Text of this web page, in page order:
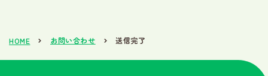
HOME お問い合わせ 送信完了